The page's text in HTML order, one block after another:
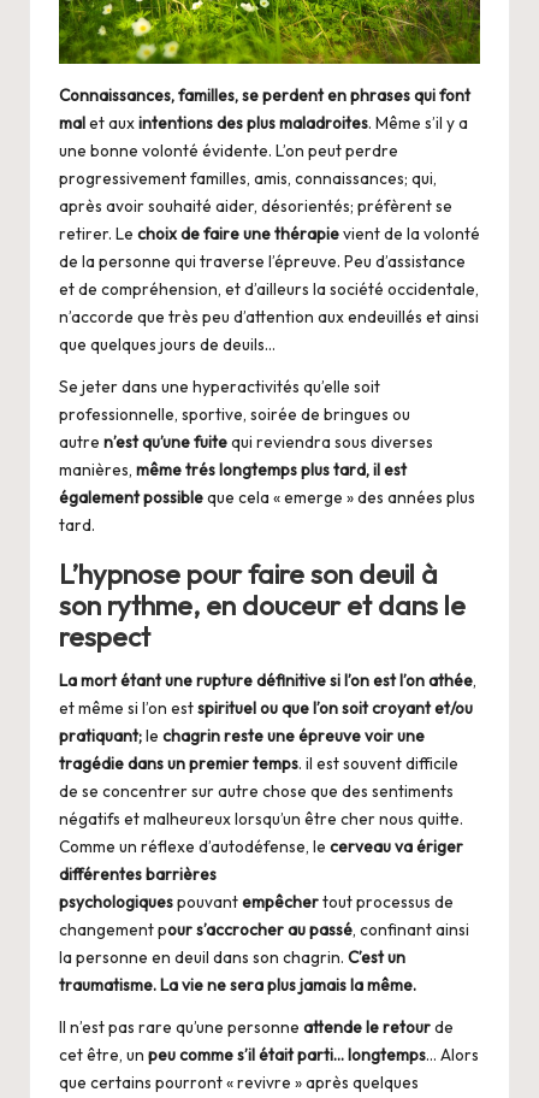
Connaissances, familles, se perdent en phrases qui font
malet auxintentions des plus maladroites. Même s’il y a
une bonne volonté évidente. L’on peut perdre
progressivement familles, amis, connaissances; qui,
après avoir souhaité aider, désorientés; préfèrent se
retirer. Le choix de faire une thérapievient de la volonté
de la personne qui traverse l’épreuve. Peu d’assistance
et de compréhension, et d’ailleurs la société occidentale,
n’accorde que très peu d’attention aux endeuillés et ainsi
que quelques jours de deuils…
Se jeter dans une hyperactivités qu’elle soit
professionnelle, sportive, soirée de bringues ou
autre n’est qu’une fuitequi reviendra sous diverses
manières, même trés longtemps plus tard, il est
également possibleque cela « emerge » des années plus
tard.
L’hypnose pour faire son deuil à
son rythme, en douceur et dans le
respect
La mort étant une rupture définitive si l’on est l’on athée,
et même si l’on estspirituel ou que l’on soit croyant et/ou
pratiquant;le chagrin reste une épreuve voir une
tragédie dans un premier temps. il est souvent difficile
de se concentrer sur autre chose que des sentiments
négatifs et malheureux lorsqu’un être cher nous quitte.
Comme un réflexe d’autodéfense, le cerveau va ériger
différentes barrières
psychologiquespouvantempêchertout processus de
changement pour s’accrocher au passé, confinant ainsi
la personne en deuil dans son chagrin. C’est un
traumatisme. La vie ne sera plus jamais la même.
Il n’est pas rare qu’une personne attende le retourde
cet être, un peu comme s’il était parti… longtemps… Alors
que certains pourront « revivre » après quelques